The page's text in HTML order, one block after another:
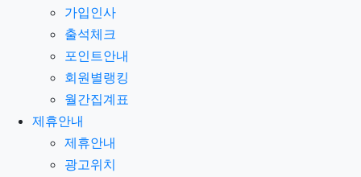
가입인사
출석체크
포인트안내
회원별랭킹
월간집계표
제휴안내
제휴안내
광고위치